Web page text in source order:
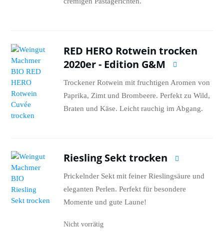
RED HERO Rotwein trocken
2020er - Edition G&M
Trockener Rotwein mit fruchtigen Aromen von
Paprika, Zimt und Brombeere. Perfekt zu Wild,
Braten und Käse. Leicht rauchig im Abgang.
Riesling Sekt trocken
Prickelnder Sekt mit feiner Rieslingsäure und
eleganten Perlen. Perfekt für besondere
Momente und gute Laune!
Nicht vorrätig